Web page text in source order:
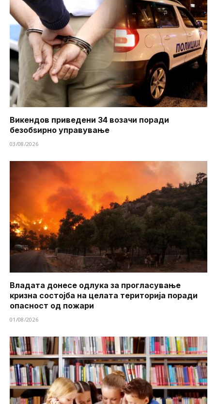
Викендов приведени 34 возачи поради
безобѕирно управување
03/08/2026
Владата донесе одлука за прогласување
кризна состојба на целата територија поради
опасност од пожари
01/08/2026